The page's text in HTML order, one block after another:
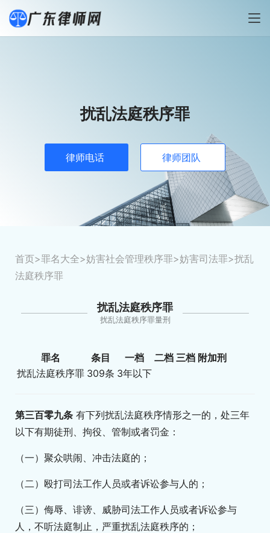
扰乱法庭秩序罪
律师电话 律师团队
首页>罪名大全>妨害社会管理秩序罪>妨害司法罪>扰乱
法庭秩序罪
扰乱法庭秩序罪
扰乱法庭秩序罪量刑
罪名 条目 一档 二档 三档 附加刑
扰乱法庭秩序罪 309条 3年以下
第三百零九条 有下列扰乱法庭秩序情形之一的，处三年
以下有期徒刑、拘役、管制或者罚金：
（一）聚众哄闹、冲击法庭的；
（二）殴打司法工作人员或者诉讼参与人的；
（三）侮辱、诽谤、威胁司法工作人员或者诉讼参与
人，不听法庭制止，严重扰乱法庭秩序的；